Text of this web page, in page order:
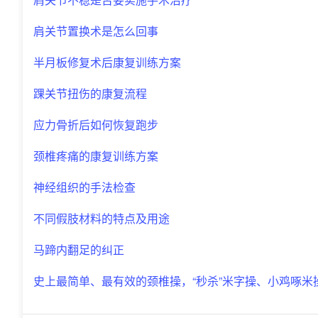
肩关节置换术是怎么回事
半月板修复术后康复训练方案
踝关节扭伤的康复流程
应力骨折后如何恢复跑步
颈椎疼痛的康复训练方案
神经组织的手法检查
不同假肢材料的特点及用途
马蹄内翻足的纠正
史上最简单、最有效的颈椎操，“秒杀”米字操、小鸡啄